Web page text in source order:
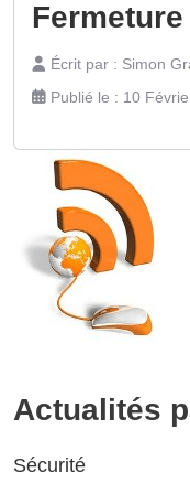
Écrit par : Simon
Publié le : 10
Actualités
Sécurité